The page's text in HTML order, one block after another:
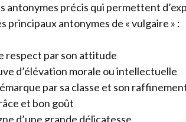
antonymes précis qui permettent
principaux antonymes de « vulgaire » :
respect par son attitude
d’élévation morale ou intellectuelle
par sa classe et son
et bon goût
d’une grande délicatesse